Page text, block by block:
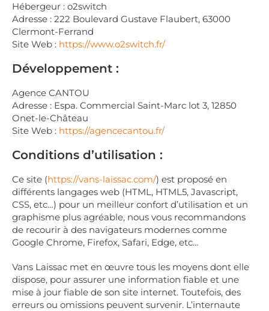
Hébergeur : o2switch
Adresse : 222 Boulevard Gustave Flaubert, 63000
Clermont-Ferrand
Site Web : https://www.o2switch.fr/
Développement :
Agence CANTOU
Adresse : Espa. Commercial Saint-Marc lot 3, 12850
Onet-le-Château
Site Web : https://agencecantou.fr/
Conditions d’utilisation :
Ce site (https://vans-laissac.com/) est proposé en
différents langages web (HTML, HTML5, Javascript,
CSS, etc…) pour un meilleur confort d’utilisation et un
graphisme plus agréable, nous vous recommandons
de recourir à des navigateurs modernes comme
Google Chrome, Firefox, Safari, Edge, etc…
Vans Laissac met en œuvre tous les moyens dont elle
dispose, pour assurer une information fiable et une
mise à jour fiable de son site internet. Toutefois, des
erreurs ou omissions peuvent survenir. L’internaute